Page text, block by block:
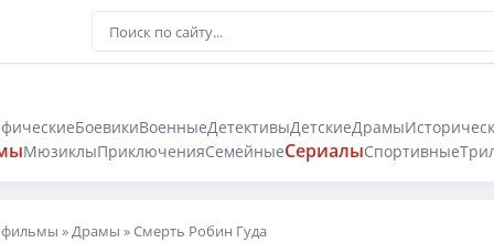
БоевикиВоенныеДетективыДетскиеДрамы
МюзиклыПриключенияСемейныеСериалыСпортивные
фильмы »Драмы » Смерть Робин Гуда